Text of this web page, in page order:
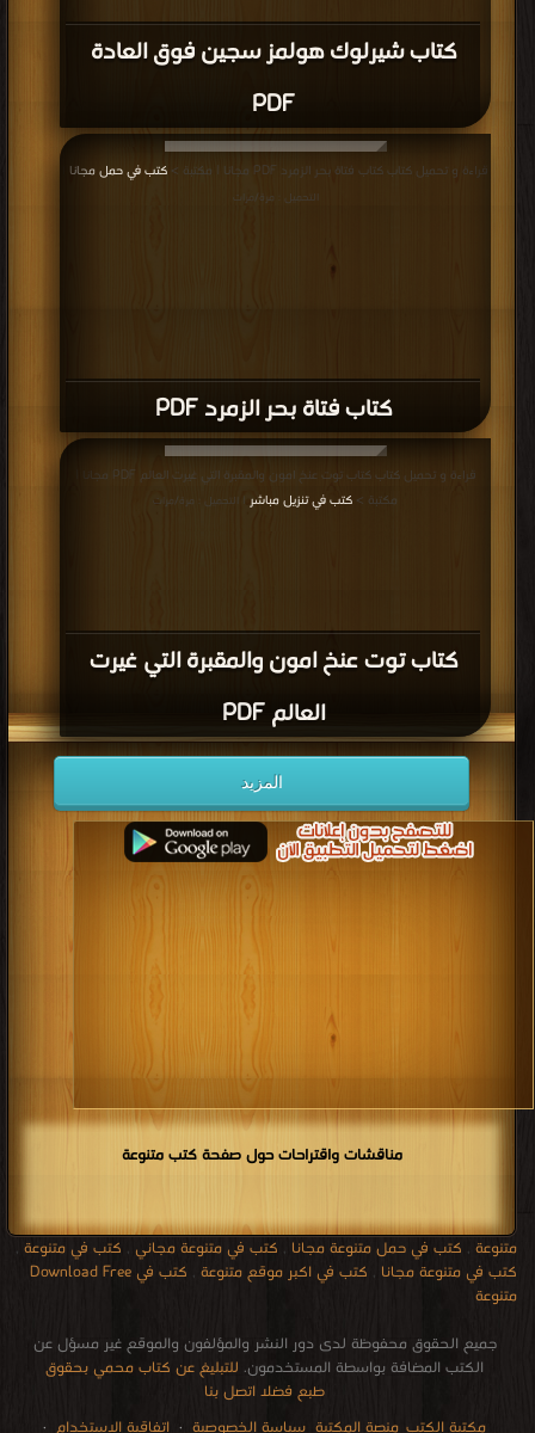
كتاب شيرلوك هولمز سجين فوق العادة
PDF
كتاب فتاة بحر الزمرد PDF
قراءة و تحميل كتاب كتاب فتاة بحر الزمرد PDF مجانا | مكتبة > كتب في حمل مجانا
التحميل : مرة/مرات
كتاب توت عنخ امون والمقبرة التي غيرت
العالم PDF
قراءة و تحميل كتاب كتاب توت عنخ امون والمقبرة التي غيرت العالم PDF مجانا |
مكتبة > كتب في تنزيل مباشر | التحميل : مرة/مرات
المزيد
مناقشات واقتراحات حول صفحة كتب متنوعة
متنوعة , كتب في حمل متنوعة مجانا , كتب في متنوعة مجاني , كتب في متنوعة ,
كتب في متنوعة مجانا , كتب في اكبر موقع متنوعة ,
كتب في Download Free
متنوعة
جميع الحقوق محفوظة لدى دور النشر والمؤلفون والموقع غير مسؤل عن
الكتب المضافة بواسطة المستخدمون. للتبليغ عن كتاب محمي بحقوق
طبع فضلا اتصل بنا